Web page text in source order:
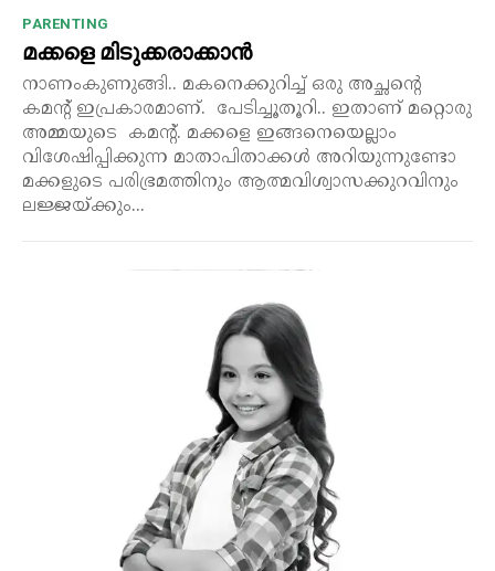
PARENTING
മക്കളെ മിടുക്കരാക്കാൻ
നാണംകുണുങ്ങി.. മകനെക്കുറിച്ച് ഒരു അച്ഛന്റെ
കമന്റ് ഇപ്രകാരമാണ്. പേടിച്ചൂതൂറി.. ഇതാണ് മറ്റൊരു
അമ്മയുടെ കമന്റ്. മക്കളെ ഇങ്ങനെയെല്ലാം
വിശേഷിപ്പിക്കുന്ന മാതാപിതാക്കൾ അറിയുന്നുണ്ടോ
മക്കളുടെ പരിഭ്രമത്തിനും ആത്മവിശ്വാസക്കുറവിനും
ലജ്ജയ്ക്കും...